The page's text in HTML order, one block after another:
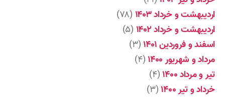
اردیبهشت و خرداد ۱۴۰۳
(۷۸)
اردیبهشت و خرداد ۱۴۰۲
(۵)
اسفند و فروردین ۱۴۰۱
(۳)
مرداد و شهریور ۱۴۰۰
(۴)
تیر و مرداد ۱۴۰۰
(۴)
خرداد و تیر ۱۴۰۰
(۳)